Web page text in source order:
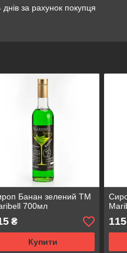
за рахунок покупця
Банан зелений TM
700мл
₴
Купити
115